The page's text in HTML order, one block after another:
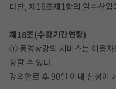
다만, 제16조제1항의 일수산
제18조(수강기간연장)
① 동영상강의 서비스는 이용자
장할 수 있다.
강의완료 후 90일 이내 신청이